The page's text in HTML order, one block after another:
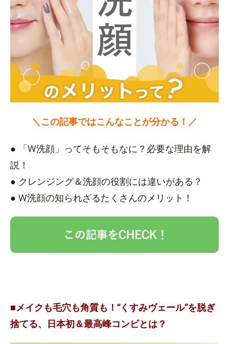
＼この記事ではこんなことが分かる！／
● 「W洗顔」ってそもそもなに？必要な理由を解
説！
● クレンジング＆洗顔の役割には違いがある？
● W洗顔の知られざるたくさんのメリット！
■メイクも毛穴も角質も！“くすみヴェール”を脱ぎ
捨てる、日本初＆最高峰コンビとは？